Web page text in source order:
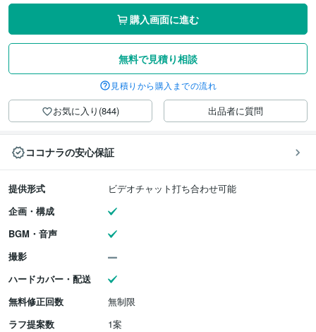
購入画面に進む
無料で見積り相談
見積りから購入までの流れ
お気に入り(844) 出品者に質問
ココナラの安心保証
提供形式
ビデオチャット打ち合わせ可能
企画・構成
BGM・音声
撮影
ハードカバー・配送
無料修正回数
無制限
ラフ提案数
1案